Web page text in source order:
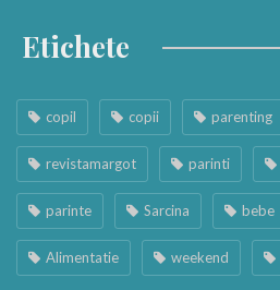
Etichete
copil copii parenting
revistamargot parinti
parinte Sarcina bebe
Alimentatie weekend